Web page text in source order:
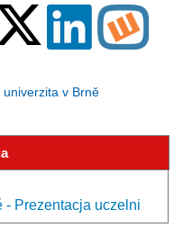
v Brně
- Prezentacja uczelni